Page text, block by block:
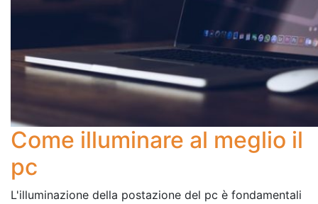
Come illuminare al meglio il
pc
L'illuminazione della postazione del pc è fondamentali